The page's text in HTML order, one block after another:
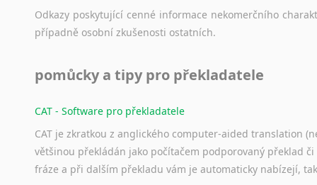
Odkazy poskytující cenné informace nekomerčního
případně osobní zkušenosti ostatních.
pomůcky a tipy pro překladatele
CAT - Software pro překladatele
CAT je zkratkou z anglického computer-aided translation
většinou překládán jako počítačem podporovaný překlad
fráze a při dalším překladu vám je automaticky nabízejí,